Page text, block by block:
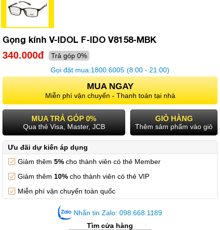
Gọng kính V-IDOL F-IDO V8158-MBK
340.000đ
Trả góp 0%
Gọi đặt mua:1800.6005 (8:00 - 21:00)
MUA NGAY
Miễn phí vận chuyển - Thanh toán tại nhà
MUA TRẢ GÓP 0%
Qua thẻ Visa, Master, JCB
GIỎ HÀNG
Thêm sảm phẩm vào giỏ
Ưu đãi dự kiến áp dụng
Giảm thêm 5% cho thành viên có thẻ Member
Giảm thêm 10% cho thành viên có thẻ VIP
Miễn phí vận chuyển toàn quốc
Nhắn tin Zalo: 098.668.1189
Tìm cửa hàng